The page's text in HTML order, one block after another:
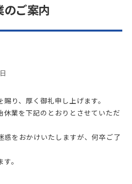
ご案内
り、厚く御礼申し上げます。
休業を下記のとおりとさせていただ
惑をおかけいたしますが、何卒ご了
。